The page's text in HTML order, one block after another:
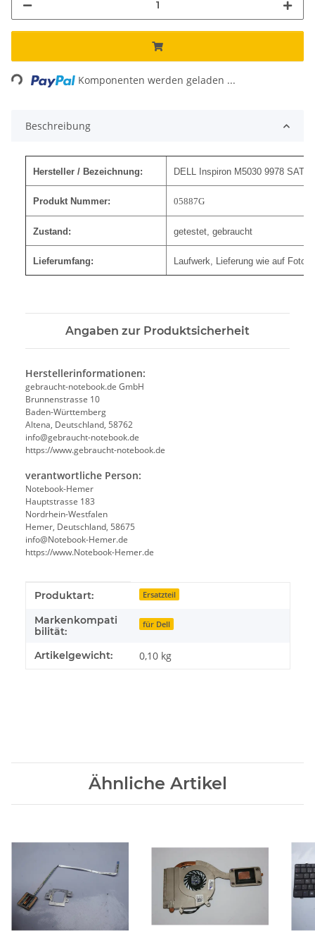
Loading... Komponenten werden geladen ...
Beschreibung
Hersteller / Bezeichnung: DELL Inspiron M5030 9978
Produkt Nummer: 05887G
Zustand: getestet, gebraucht
Lieferumfang: Laufwerk, Lieferung wie auf Foto
Angaben zur Produktsicherheit
Herstellerinformationen:
gebraucht-notebook.de GmbH
Brunnenstrasse 10
Baden-Württemberg
Altena, Deutschland, 58762
info@gebraucht-notebook.de
https://www.gebraucht-notebook.de
verantwortliche Person:
Notebook-Hemer
Hauptstrasse 183
Nordrhein-Westfalen
Hemer, Deutschland, 58675
info@Notebook-Hemer.de
https://www.Notebook-Hemer.de
Produkteigenschaft
Wert
Produktart: Ersatzteil
Markenkompati
bilität:
für Dell
Artikelgewicht: 0,10 kg
Ähnliche Artikel